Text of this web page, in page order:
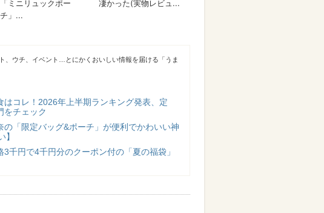
、ウチ、イベント…とにかくおいしい情報を届ける「うま
はコレ！2026年上半期ランキング発表、定
をチェック
の「限定バッグ&ポーチ」が便利でかわいい神
千円で4千円分のクーポン付の「夏の福袋」